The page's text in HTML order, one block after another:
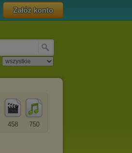
Załóż konto
750
458